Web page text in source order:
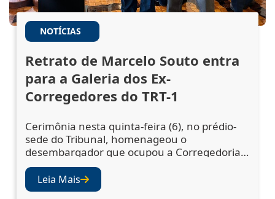
NOTÍCIAS
Retrato de Marcelo Souto entra
para a Galeria dos Ex-
Corregedores do TRT-1
Cerimônia nesta quinta-feira (6), no prédio-
sede do Tribunal, homenageou o
desembargador que ocupou a Corregedoria
Regional no biênio 2023/2025 A cerimônia de
descerramento do retrato do desembargador
Marcelo Augusto Souto de Oliveira,
Leia Mais